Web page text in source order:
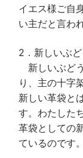
イエス様ご自
い主だと言わ
2．新しいぶ
新しいぶど
り、主の十字
新しい革袋と
す。わたした
革袋としての
ているのです。